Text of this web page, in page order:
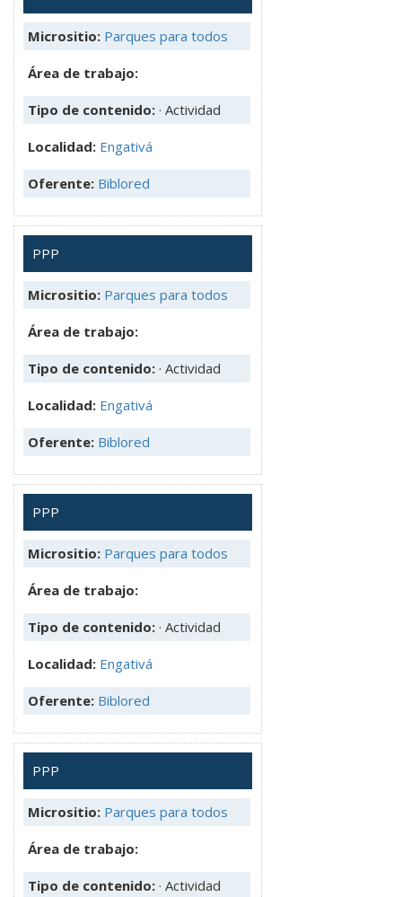
Micrositio: Parques para todos
Área de trabajo:
Tipo de contenido: · Actividad
Localidad: Engativá
Oferente: Biblored
PPP
Micrositio: Parques para todos
Área de trabajo:
Tipo de contenido: · Actividad
Localidad: Engativá
Oferente: Biblored
PPP
Micrositio: Parques para todos
Área de trabajo:
Tipo de contenido: · Actividad
Localidad: Engativá
Oferente: Biblored
PPP
Micrositio: Parques para todos
Área de trabajo:
Tipo de contenido: · Actividad